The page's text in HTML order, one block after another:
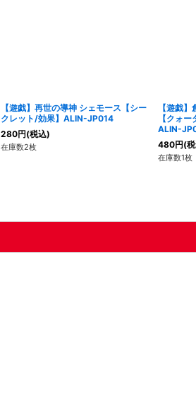
【遊戯】再世の導神 シェモース【シー
クレット/効果】ALIN-JP014
280円(税込)
在庫数2枚
【遊戯
【クォ
ALIN-
480円(
在庫数1枚